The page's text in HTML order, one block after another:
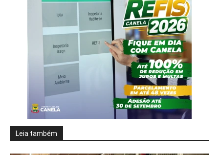
Leia também